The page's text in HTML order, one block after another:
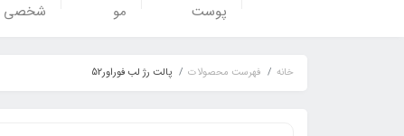
پوست
مو
شخصی
خانه فهرست محصولات پالت رژ لب فوراور52